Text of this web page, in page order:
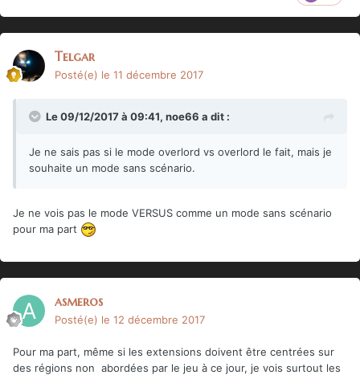
Telgar
Posté(e) le 11 décembre 2017
Le 09/12/2017 à 09:41, noe66 a dit :
Je ne sais pas si le mode overlord vs overlord le fait, mais je
souhaite un mode sans scénario.
Je ne vois pas le mode VERSUS comme un mode sans scénario
pour ma part
asmeros
Posté(e) le 12 décembre 2017
Pour ma part, même si les extensions doivent être centrées sur
des régions non abordées par le jeu à ce jour, je vois surtout les